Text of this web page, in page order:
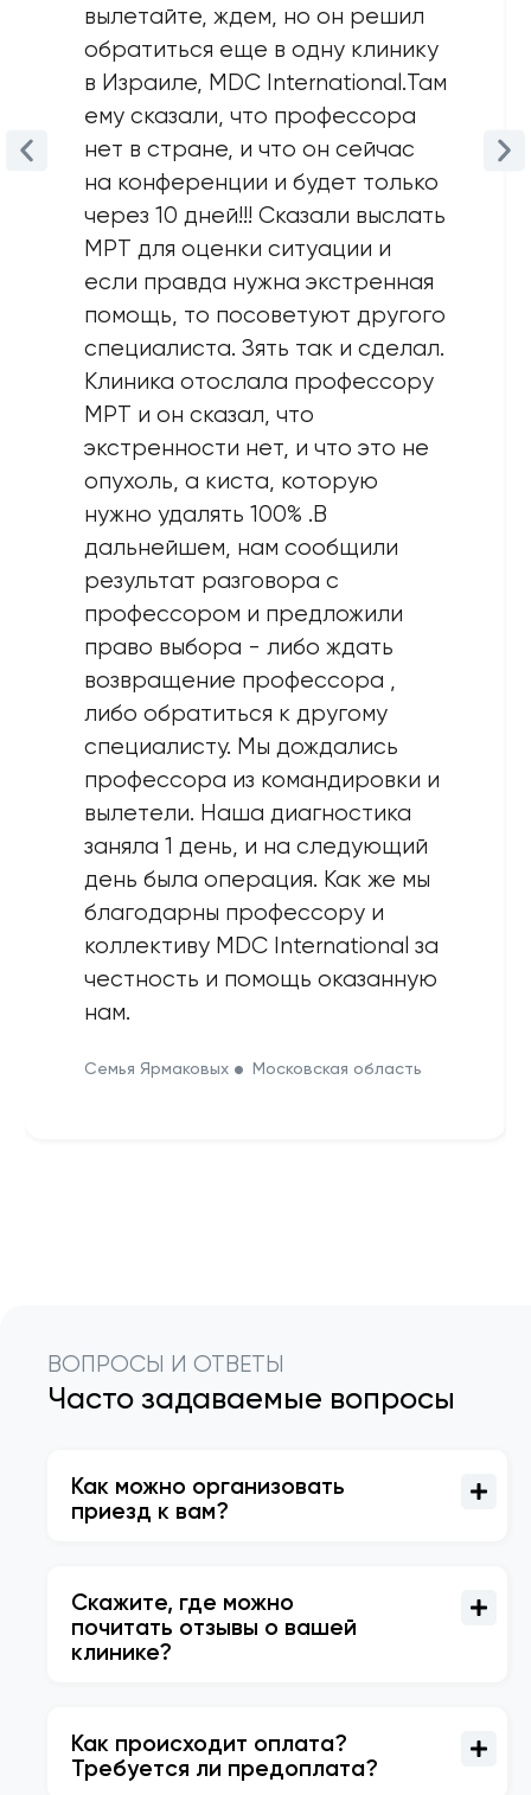
вылетайте, ждем, но он решил
обратиться еще в одну клинику
в Израиле, MDC International.Там
ему сказали, что профессора
нет в стране, и что он сейчас
на конференции и будет только
через 10 дней!!! Сказали выслать
MPT для оценки ситуации и
если правда нужна экстренная
помощь, то посоветуют другого
специалиста. Зять так и сделал.
Клиника отослала профессору
MPT и он сказал, что
экстренности нет, и что это не
опухоль, а киста, которую
нужно удалять 100% .В
дальнейшем, нам сообщили
результат разговора с
профессором и предложили
право выбора - либо ждать
возвращение профессора ,
либо обратиться к другому
специалисту. Мы дождались
профессорa из командировки и
вылетели. Наша диагностика
заняла 1 день, и на следующий
день была операция. Как же мы
благодарны профессору и
коллективу MDC International за
честность и помощь оказанную
нам.
Семья Ярмаковых Московская область
ВОПРОСЫ И ОТВЕТЫ
Часто задаваемые вопросы
Как можно организовать
приезд к вам?
Скажите, где можно
почитать отзывы о вашей
клинике?
Как происходит оплата?
Требуется ли предоплата?